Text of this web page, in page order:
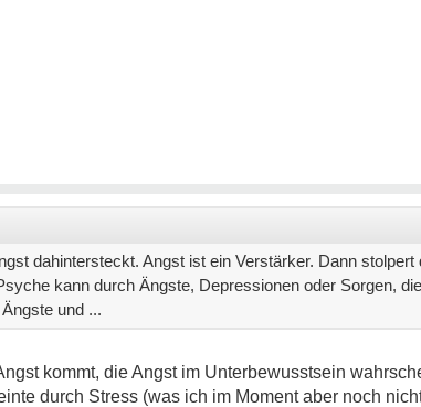
dahintersteckt. Angst ist ein Verstärker. Dann
kann durch Ängste, Depressionen oder Sorgen,
und ...
kommt, die Angst im Unterbewusstsein
durch Stress (was ich im Moment aber noch